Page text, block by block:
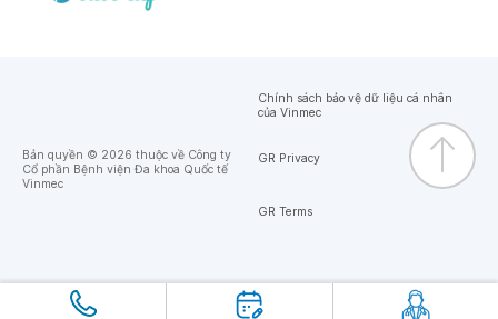
Bản quyền © 2026 thuộc về Công ty
Cổ phần Bệnh viện Đa khoa Quốc tế
Vinmec
Chính sách bảo vệ dữ liệu cá nhân
của Vinmec
GR Privacy
GR Terms